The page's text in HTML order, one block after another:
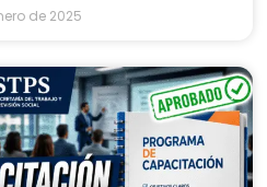
de 2025